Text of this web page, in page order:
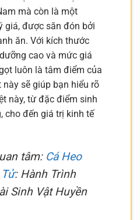
mà còn là một
giá, được săn đón bởi
ăn. Với kích thước
cao và mức giá
luôn là tâm điểm của
sẽ giúp bạn hiểu rõ
này, từ đặc điểm sinh
cho đến giá trị kinh tế
tâm: Cá Heo
: Hành Trình
Sinh Vật Huyền